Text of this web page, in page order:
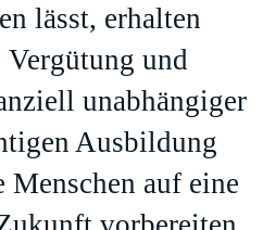
lässt, erhalten
und
unabhängiger
Ausbildung
auf eine